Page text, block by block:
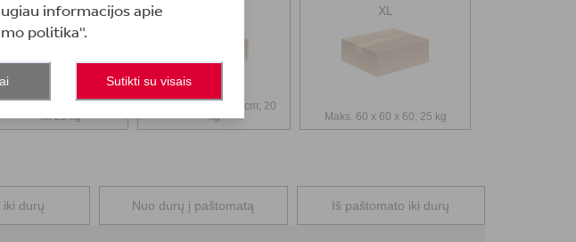
M
iki 20 kg
Maks. 36 x 43 x 61 cm; 20
kg
XL
Maks. 60 x 60 x 60; 25 kg
iki durų Nuo durų į paštomatą Iš paštomato iki durų
informacijos apie
politika".
Sutikti su visais